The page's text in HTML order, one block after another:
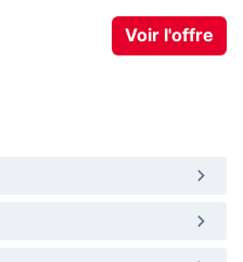
Voir l'offre